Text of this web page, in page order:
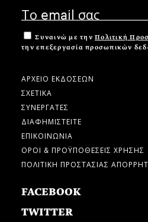
Συναινώ με την Πολιτική
την επεξεργασία προσωπικών
ΑΡΧΕΙΟ ΕΚΔΟΣΕΩΝ
ΣΧΕΤΙΚΑ
ΣΥΝΕΡΓΑΤΕΣ
ΔΙΑΦΗΜΙΣΤΕΙΤΕ
ΕΠΙΚΟΙΝΩΝΙΑ
ΟΡΟΙ & ΠΡΟΫΠΟΘΕΣΕΙΣ ΧΡΗΣΗΣ
ΠΟΛΙΤΙΚΗ ΠΡΟΣΤΑΣΙΑΣ
FACEBOOK
TWITTER